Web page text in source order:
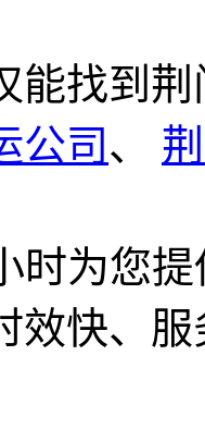
能找到
公司 、
时为您
效快、